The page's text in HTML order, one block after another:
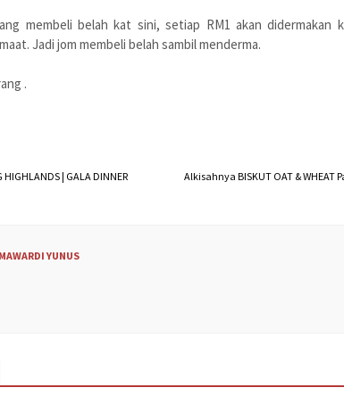
membeli belah kat sini, setiap RM1 akan didermakan
Jadi jom membeli belah sambil menderma.
.
Alkisahnya BISKUT OAT & WHEAT
| GALA DINNER
MAWARDI YUNUS